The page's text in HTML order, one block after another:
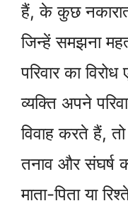
हैं, के कुछ
जिन्हें समझना
परिवार का
व्यक्ति अपने
विवाह करते हैं, तो
तनाव और संघर्ष
माता-पिता या